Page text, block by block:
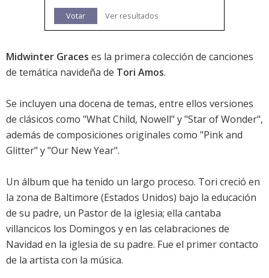
Votar Ver resultados
Midwinter Graces es la primera colección de canciones
de temática navideña de Tori Amos.
Se incluyen una docena de temas, entre ellos versiones
de clásicos como "What Child, Nowell" y "Star of Wonder",
además de composiciones originales como "Pink and
Glitter" y "Our New Year".
Un álbum que ha tenido un largo proceso. Tori creció en
la zona de Baltimore (Estados Unidos) bajo la educación
de su padre, un Pastor de la iglesia; ella cantaba
villancicos los Domingos y en las celabraciones de
Navidad en la iglesia de su padre. Fue el primer contacto
de la artista con la música.